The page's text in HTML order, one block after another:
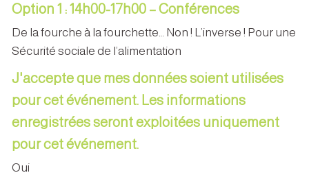
Option 1 : 14h00-17h00 – Conférences
De la fourche à la fourchette… Non ! L’inverse ! Pour une
Sécurité sociale de l’alimentation
J'accepte que mes données soient utilisées
pour cet événement. Les informations
enregistrées seront exploitées uniquement
pour cet événement.
Oui